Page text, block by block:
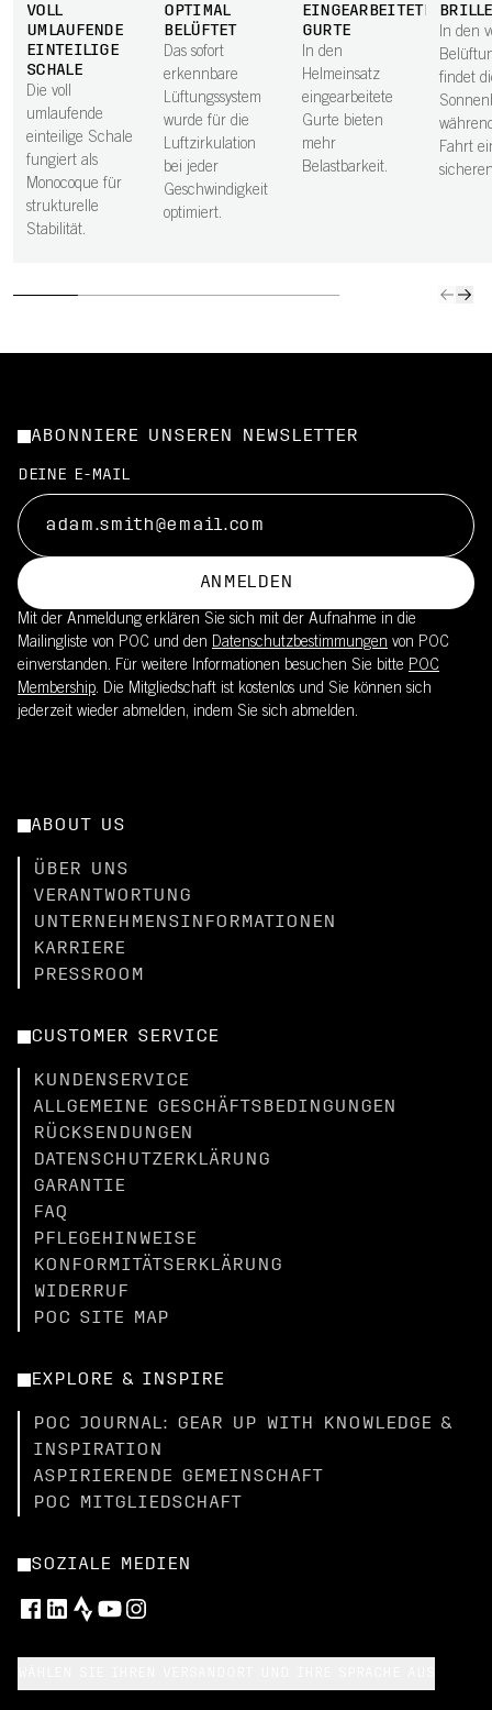
VOLL
UMLAUFENDE
EINTEILIGE
SCHALE
Die voll
umlaufende
einteilige Schale
fungiert als
Monocoque für
strukturelle
Stabilität.
OPTIMAL
BELÜFTET
Das sofort
erkennbare
Lüftungssystem
wurde für die
Luftzirkulation
bei jeder
Geschwindigkeit
optimiert.
EINGEARBEITETE
GURTE
In den
Helmeinsatz
eingearbeitete
Gurte bieten
mehr
Belastbarkeit.
In den
findet
Fahrt
ABONNIERE UNSEREN NEWSLETTER
DEINE E-MAIL
ANMELDEN
Mit der Anmeldung erklären Sie sich mit der Aufnahme in die
Mailingliste von POC und den Datenschutzbestimmungen von POC
einverstanden. Für weitere Informationen besuchen Sie bitte POC
Membership. Die Mitgliedschaft ist kostenlos und Sie können sich
jederzeit wieder abmelden, indem Sie sich abmelden.
ABOUT US
ÜBER UNS
VERANTWORTUNG
UNTERNEHMENSINFORMATIONEN
KARRIERE
PRESSROOM
CUSTOMER SERVICE
KUNDENSERVICE
ALLGEMEINE GESCHÄFTSBEDINGUNGEN
RÜCKSENDUNGEN
DATENSCHUTZERKLÄRUNG
GARANTIE
FAQ
PFLEGEHINWEISE
KONFORMITÄTSERKLÄRUNG
WIDERRUF
POC SITE MAP
EXPLORE & INSPIRE
POC JOURNAL: GEAR UP WITH KNOWLEDGE &
INSPIRATION
ASPIRIERENDE GEMEINSCHAFT
POC MITGLIEDSCHAFT
SOZIALE MEDIEN